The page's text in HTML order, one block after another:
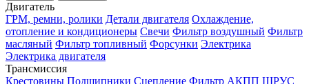
Двигатель
ГРМ, ремни, ролики Детали двигателя Охлаждение,
отопление и кондиционеры Свечи Фильтр воздушный Фильтр
масляный Фильтр топливный Форсунки Электрика
Электрика двигателя
Трансмиссия
Крестовины Подшипники Сцепление Фильтр АКПП ШРУС